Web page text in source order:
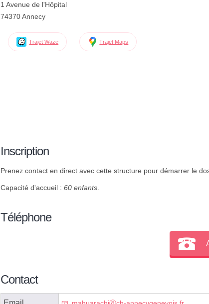
1 Avenue de l'Hôpital
74370 Annecy
Trajet Waze Trajet Maps
Inscription
Prenez contact en direct avec cette structure pour démarrer le
Capacité d'accueil : 60 enfants
Téléphone
Contact